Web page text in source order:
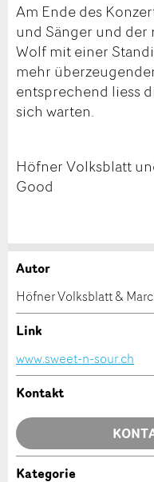
Am Ende des
und Sänger und
Wolf mit einer
mehr
entsprechend liess
sich warten.
Höfner Volksblatt
Good
Anzeige
Ihr Feedback wird
Allgemeines
Anzeige nicht
Anzeige
Empfehlen Sie diese
Autor
Höfner Volksblatt &
Link
www.sweet-n-sour.ch
Kontakt
Kategorie